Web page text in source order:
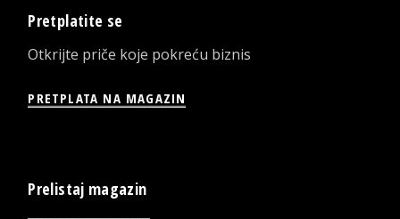
Pretplatite se
Otkrijte priče koje pokreću biznis
PRETPLATA NA MAGAZIN
Prelistaj magazin